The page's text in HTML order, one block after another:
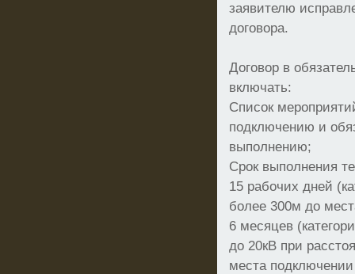
заявителю
договора.
Договор в
включать:
Список
подключению и
выполнению;
Срок выполнения
15 рабочих дней
более 300м до
6 месяцев
до 20кВ при
места